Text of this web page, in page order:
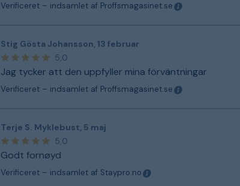
Verificeret – indsamlet af Proffsmagasinet.se
Stig Gösta Johansson, 13 februar
5,0
Jag tycker att den uppfyller mina förväntningar
Verificeret – indsamlet af Proffsmagasinet.se
Terje S. Myklebust, 5 maj
5,0
Godt fornøyd
Verificeret – indsamlet af Staypro.no